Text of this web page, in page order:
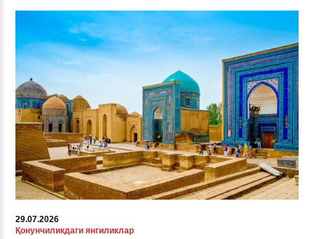
29.07.2026
Қонунчиликдаги янгиликлар